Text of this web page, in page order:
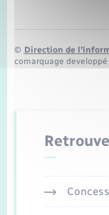
© Direction de
comarquage developpé